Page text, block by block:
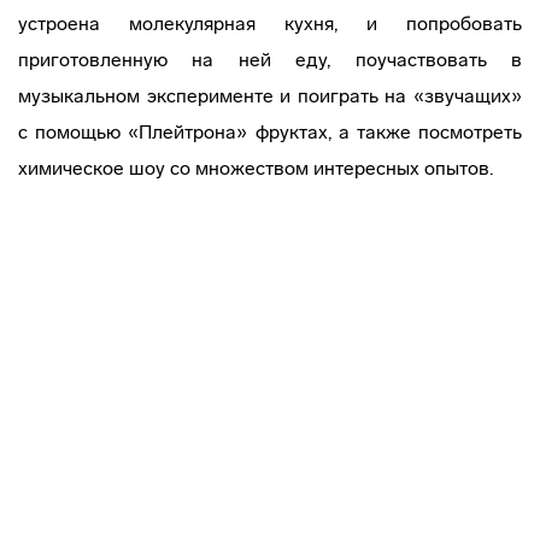
устроена молекулярная кухня, и попробовать
приготовленную на ней еду, поучаствовать в
музыкальном эксперименте и поиграть на «звучащих»
с помощью «Плейтрона» фруктах, а также посмотреть
химическое шоу со множеством интересных опытов.